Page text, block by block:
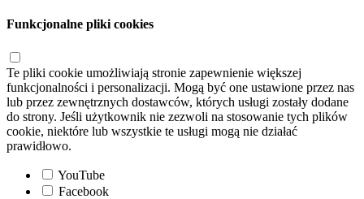
Funkcjonalne pliki cookies
Te pliki cookie umożliwiają stronie zapewnienie większej
funkcjonalności i personalizacji. Mogą być one ustawione przez nas
lub przez zewnętrznych dostawców, których usługi zostały dodane
do strony. Jeśli użytkownik nie zezwoli na stosowanie tych plików
cookie, niektóre lub wszystkie te usługi mogą nie działać
prawidłowo.
YouTube
Facebook